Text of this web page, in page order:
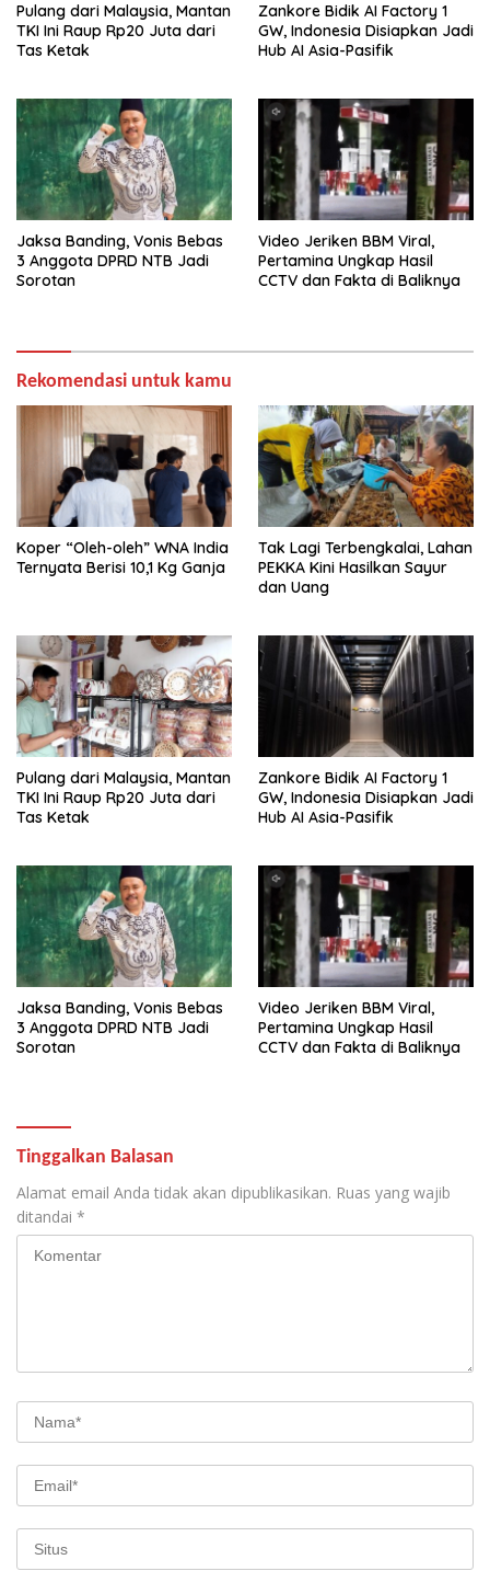
Pulang dari Malaysia, Mantan
TKI Ini Raup Rp20 Juta dari
Tas Ketak
Zankore Bidik AI Factory 1
GW, Indonesia Disiapkan Jadi
Hub AI Asia-Pasifik
Jaksa Banding, Vonis Bebas
3 Anggota DPRD NTB Jadi
Sorotan
Video Jeriken BBM Viral,
Pertamina Ungkap Hasil
CCTV dan Fakta di Baliknya
Rekomendasi untuk kamu
Koper “Oleh-oleh” WNA India
Ternyata Berisi 10,1 Kg Ganja
Tak Lagi Terbengkalai, Lahan
PEKKA Kini Hasilkan Sayur
dan Uang
Pulang dari Malaysia, Mantan
TKI Ini Raup Rp20 Juta dari
Tas Ketak
Zankore Bidik AI Factory 1
GW, Indonesia Disiapkan Jadi
Hub AI Asia-Pasifik
Jaksa Banding, Vonis Bebas
3 Anggota DPRD NTB Jadi
Sorotan
Video Jeriken BBM Viral,
Pertamina Ungkap Hasil
CCTV dan Fakta di Baliknya
Tinggalkan Balasan
Alamat email Anda tidak akan dipublikasikan. Ruas yang wajib
ditandai *